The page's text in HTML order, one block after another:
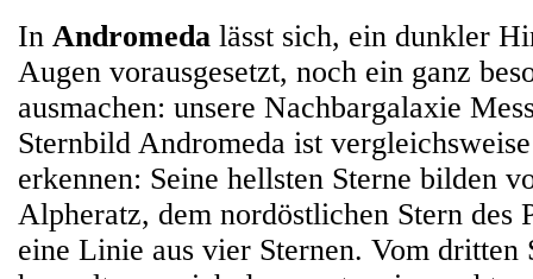
In Andromeda lässt sich, ein dunkler
Augen vorausgesetzt, noch ein ganz
ausmachen: unsere Nachbargalaxie
Sternbild Andromeda ist
erkennen: Seine hellsten Sterne bilden
Alpheratz, dem nordöstlichen Stern des
eine Linie aus vier Sternen. Vom dritten